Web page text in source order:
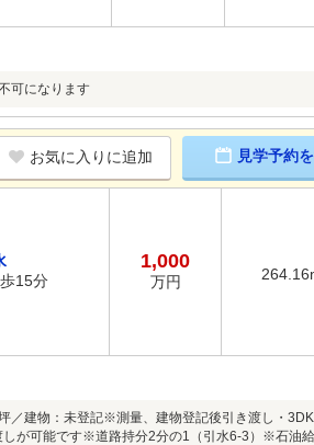
可になります
お気に入りに追加 見学予約
15分
1,000
万円
／建物：未登記※測量、建物登記後引き渡し・
が可能です※道路持分2分の1（引水6-3）※石油